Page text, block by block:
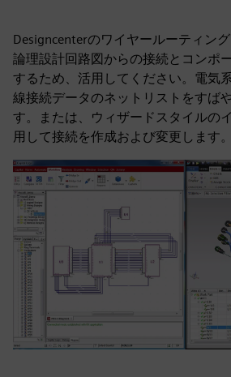
Designcenterのワイヤールーティン
論理設計回路図からの接続とコンポ
するため、活用してください。電気
線接続データのネットリストをすば
す。または、ウィザードスタイルの
用して接続を作成および変更します。